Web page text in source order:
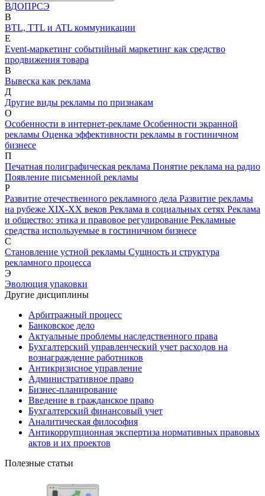
ВДОПРСЭ
B
BTL, TTL и ATL коммуникации
E
Event-маркетинг событийный маркетинг как средство
продвижения товара
В
Вывеска как реклама
Д
Другие виды рекламы по признакам
О
Особенности в интернет-рекламе Особенности экранной
рекламы Оценка эффективности рекламы в гостиничном
бизнесе
П
Печатная полиграфическая реклама Понятие реклама на радио
Появление письменной рекламы
Р
Развитие отечественного рекламного дела Развитие рекламы
на рубеже XIX-XX веков Реклама в социальных сетях Реклама
и общество: этика и правовое регулирование Рекламные
средства используемые в гостиничном бизнесе
С
Становление устной рекламы Сущность и структура
рекламного процесса
Э
Эволюция упаковки
Другие дисциплины
Арбитражный процесс
Банковское дело
Актуальные проблемы наследственного права
Бухгалтерский управленческий учет расходов на
вознаграждение работников
Антикризисное управление
Административное право
Бизнес-планирование
Введение в гражданское право
Бухгалтерский финансовый учет
Аналитическая философия
Антикоррупционная экспертиза нормативных правовых
актов и их проектов
Полезные статьи